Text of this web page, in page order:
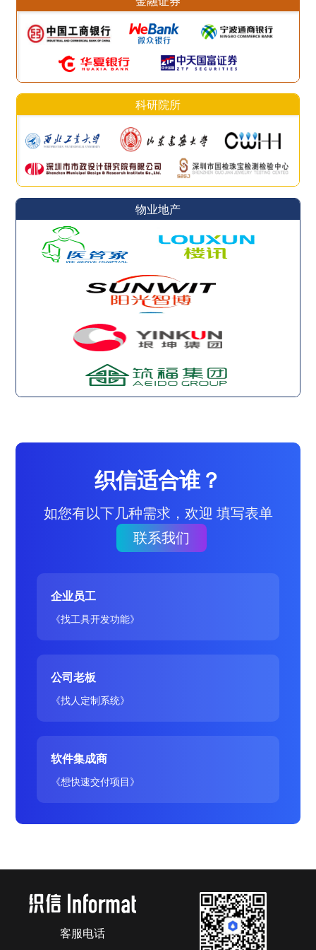
科研院所
物业地产
织信适合谁？
如您有以下几种需求，欢迎 填写表单
联系我们
企业员工
《找工具开发功能》
公司老板
《找人定制系统》
软件集成商
《想快速交付项目》
客服电话